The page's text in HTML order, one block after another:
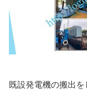
既設発電機の搬出を